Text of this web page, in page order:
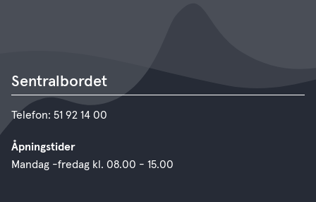
Sentralbordet
Telefon: 51 92 14 00
Åpningstider
Mandag -fredag kl. 08.00 - 15.00